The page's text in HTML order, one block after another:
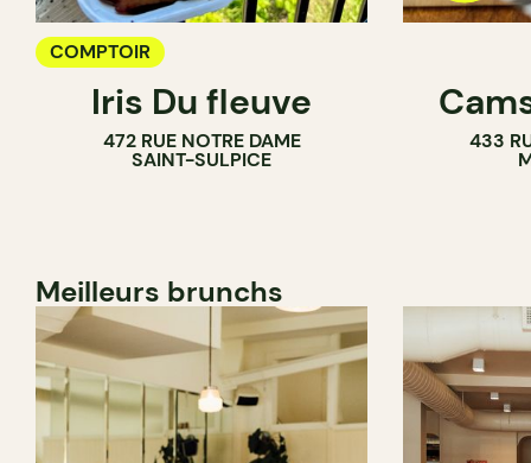
COMPTOIR
Iris Du fleuve
472 RUE NOTRE DAME
SAINT-SULPICE
433
Meilleurs brunchs